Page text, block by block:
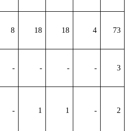
8 18 18 4 73
- - - - 3
- 1 1 - 2